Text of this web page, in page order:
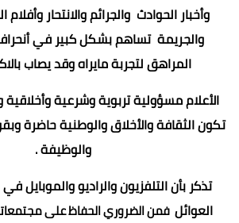
وأخبار الحوادث والجرائم والانتحار
والجريمة تساهم بشكل كبير في
المراهق لتجربة مايراه وقد يصاب
الأعلام مسؤولية تربوية وشرعية
تكون الثقافة والأخلاق والوطنية حاضرة
والوظيفة .
تذكر بأن التلفزيون والراديو والموبايل
العوائل فمن الضروري الحفاظ على